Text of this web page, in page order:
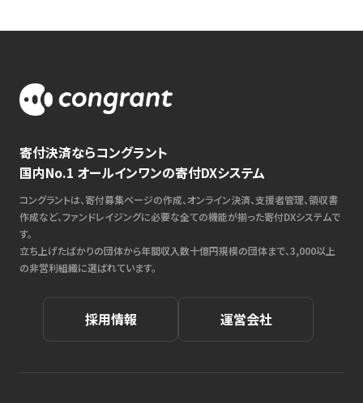
寄付決済ならコングラント
国内No.1 オールインワンの寄付DXシステム
コングラントは、寄付募集ページの作成、オンライン決済、支援者管理、領収書
作成など、ファンドレイジングに必要な全ての機能が揃った寄付DXシステムで
す。
立ち上げたばかりの団体から年間収入数十億円規模の団体まで、3,000以上
の非営利組織に選ばれています。
採用情報 運営会社